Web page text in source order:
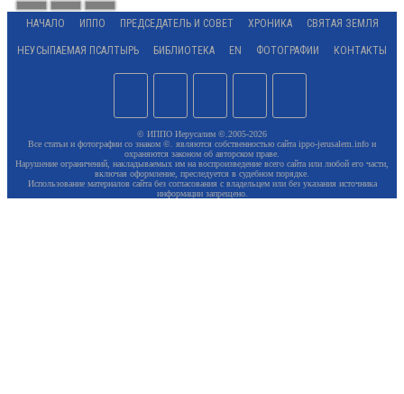
НАЧАЛО ИППО ПРЕДСЕДАТЕЛЬ И СОВЕТ ХРОНИКА СВЯТАЯ ЗЕМЛЯ
НЕУСЫПАЕМАЯ ПСАЛТЫРЬ БИБЛИОТЕКА EN ФОТОГРАФИИ КОНТАКТЫ
© ИППО Иерусалим ©.2005-2026
Все статьи и фотографии со знаком ©. являются собственностью сайта ippo-jerusalem.info и
охраняются законом об авторском праве.
Нарушение ограничений, накладываемых им на воспроизведение всего сайта или любой его части,
включая оформление, преследуется в судебном порядке.
Использование материалов сайта без согласования с владельцем или без указания источника
информации запрещено.